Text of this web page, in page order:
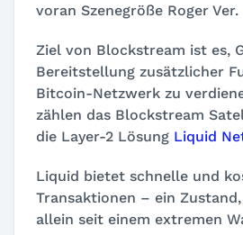
voran Szenegröße Roger Ver.
Ziel von Blockstream ist es,
Bereitstellung zusätzlicher
Bitcoin-Netzwerk zu
zählen das Blockstream
die Layer-2 Lösung Liquid
Liquid bietet schnelle und
Transaktionen – ein
allein seit einem extremen